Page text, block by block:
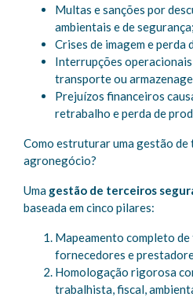
Multas e sanções por
ambientais e de segurança;
Crises de imagem e perda
Interrupções
transporte ou
Prejuízos financeiros
retrabalho e perda de
Como estruturar uma gestão
agronegócio?
Uma gestão de terceiros
baseada em cinco pilares:
Mapeamento completo de
fornecedores e
Homologação rigorosa
trabalhista, fiscal,